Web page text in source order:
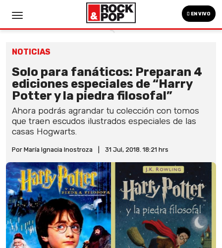
EN VIVO
NOTICIAS
Solo para fanáticos: Preparan 4
ediciones especiales de “Harry
Potter y la piedra filosofal”
Ahora podrás agrandar tu colección con tomos
que traen escudos ilustrados especiales de las
casas Hogwarts.
Por María Ignacia Inostroza 31 Jul, 2018. 18:21 hrs